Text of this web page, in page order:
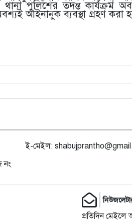
পুলিশের তদন্ত কার্যক্রম
আইনানুক ব্যবস্থা গ্রহণ করা
নং
ই-মেইল:
প্রতিদিন